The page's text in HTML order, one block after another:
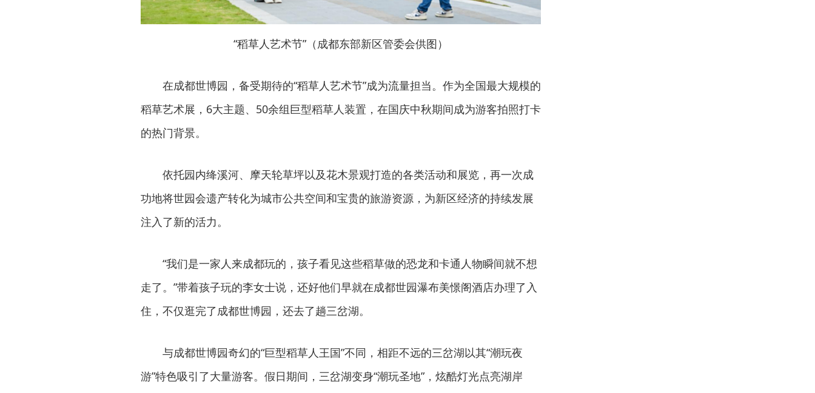
“稻草人艺术节”（成都东部新区管委会供图）
在成都世博园，备受期待的“稻草人艺术节”成为流量担当。作为全国最大规模的
稻草艺术展，6大主题、50余组巨型稻草人装置，在国庆中秋期间成为游客拍照打卡
的热门背景。
依托园内绛溪河、摩天轮草坪以及花木景观打造的各类活动和展览，再一次成
功地将世园会遗产转化为城市公共空间和宝贵的旅游资源，为新区经济的持续发展
注入了新的活力。
“我们是一家人来成都玩的，孩子看见这些稻草做的恐龙和卡通人物瞬间就不想
走了。”带着孩子玩的李女士说，还好他们早就在成都世园瀑布美憬阁酒店办理了入
住，不仅逛完了成都世博园，还去了趟三岔湖。
与成都世博园奇幻的“巨型稻草人王国”不同，相距不远的三岔湖以其“潮玩夜
游”特色吸引了大量游客。假日期间，三岔湖变身“潮玩圣地”，炫酷灯光点亮湖岸